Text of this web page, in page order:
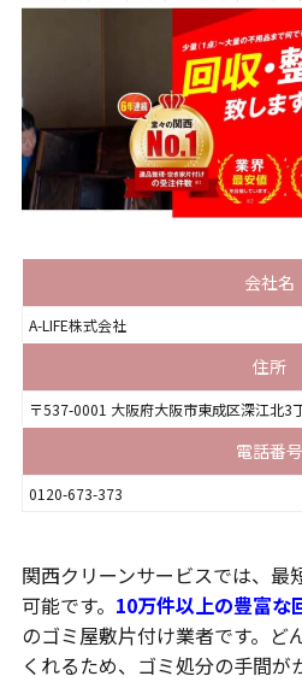
会社名
A-LIFE株式会社
住所
〒537-0001 大阪府大阪市東成区深江北3
電話番号
0120-673-373
関西クリーンサービスでは、最
可能です。 10万件以上の豊富な
のゴミ屋敷片付け業者です。ど
くれるため、ゴミ処分の手間が